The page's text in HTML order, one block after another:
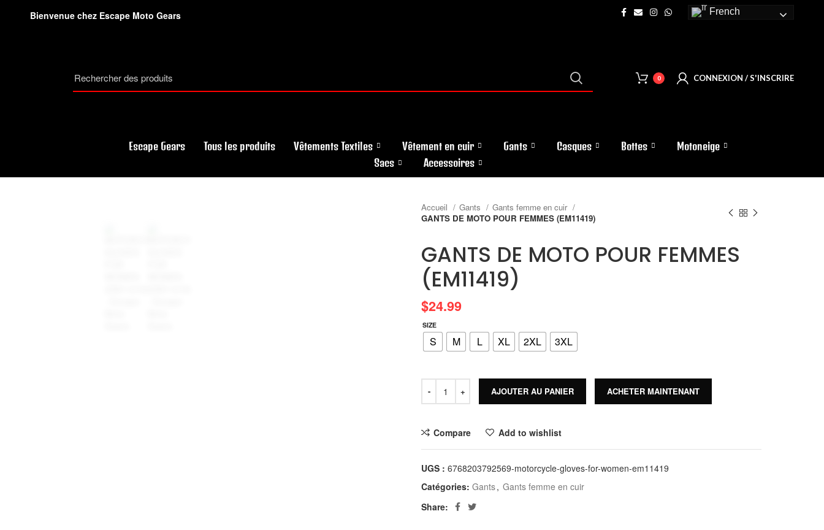
Bienvenue chez Escape Moto Gears French
0 CONNEXION / S'INSCRIRE
Escape Gears Tous les produits Vêtements Textiles Vêtement en cuir Gants Casques Bottes
Motoneige
Sacs
Accessoires
Accueil Gants
Gants femme en cuir
GANTS DE MOTO POUR FEMMES (EM11419)
GANTS DE MOTO POUR FEMMES
(EM11419)
$24.99
SIZE
S M L XL 2XL 3XL
AJOUTER AU PANIER ACHETER MAINTENANT
Compare Add to wishlist
UGS : 6768203792569-motorcycle-gloves-for-women-em11419
Catégories: Gants, Gants femme en cuir
Share: